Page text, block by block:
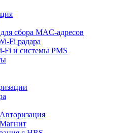
сбора MAC-адресов
Fi радара
Fi и системы PMS